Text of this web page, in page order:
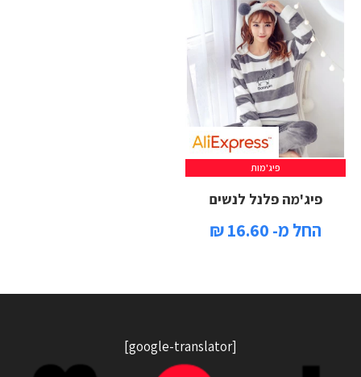
פיג'מות
פיג'מה פלנל לנשים
החל מ- 16.60 ₪
[google-translator]